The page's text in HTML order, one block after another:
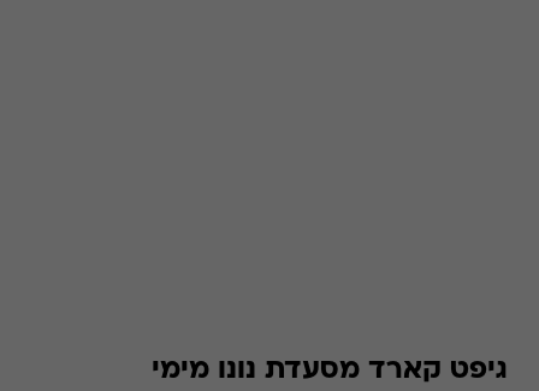
גיפט קארד מסעדת נונו מימי